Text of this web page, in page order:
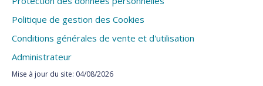
Politique de gestion des Cookies
Conditions générales de vente et d'utilisation
Administrateur
Mise à jour du site: 04/08/2026